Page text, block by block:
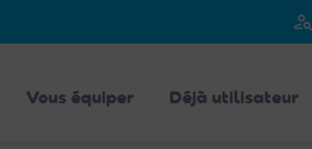
person_search
Vous équiper Déjà utilisateur